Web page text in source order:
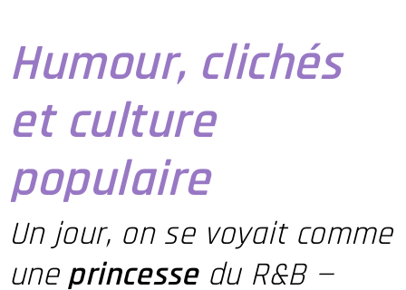
Humour, clichés
et culture
populaire
Un jour, on se voyait comme
uneprincessedu R&B —